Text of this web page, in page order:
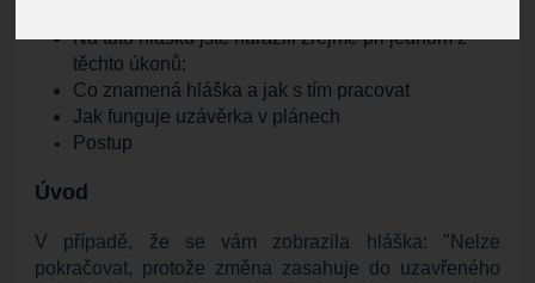
Na tuto hlášku jste narazili zřejmě při jednom z
těchto úkonů:
Co znamená hláška a jak s tím pracovat
Jak funguje uzávěrka v plánech
Postup
Úvod
V případě, že se vám zobrazila hláška: "Nelze
pokračovat, protože změna zasahuje do uzavřeného